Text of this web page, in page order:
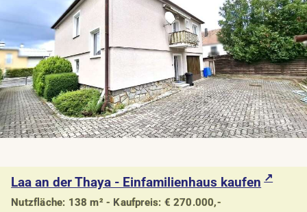
Laa an der Thaya - Einfamilienhaus kaufen
Nutzfläche: 138 m² - Kaufpreis: € 270.000,-